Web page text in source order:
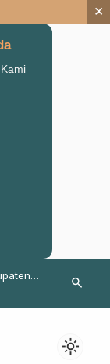
×
Pesan KH
Pasuruan
search
light_mode